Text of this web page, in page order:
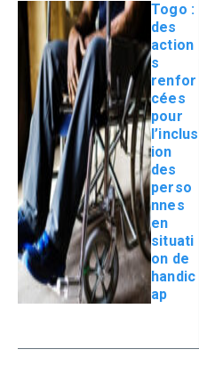
Togo :
des
action
s
renfor
cées
pour
l’inclus
ion
des
perso
nnes
en
situati
on de
handic
ap